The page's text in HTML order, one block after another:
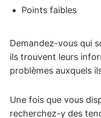
Points faibles
Demandez-vous qui
ils trouvent leurs
problèmes auxquels
Une fois que vous
recherchez-y des